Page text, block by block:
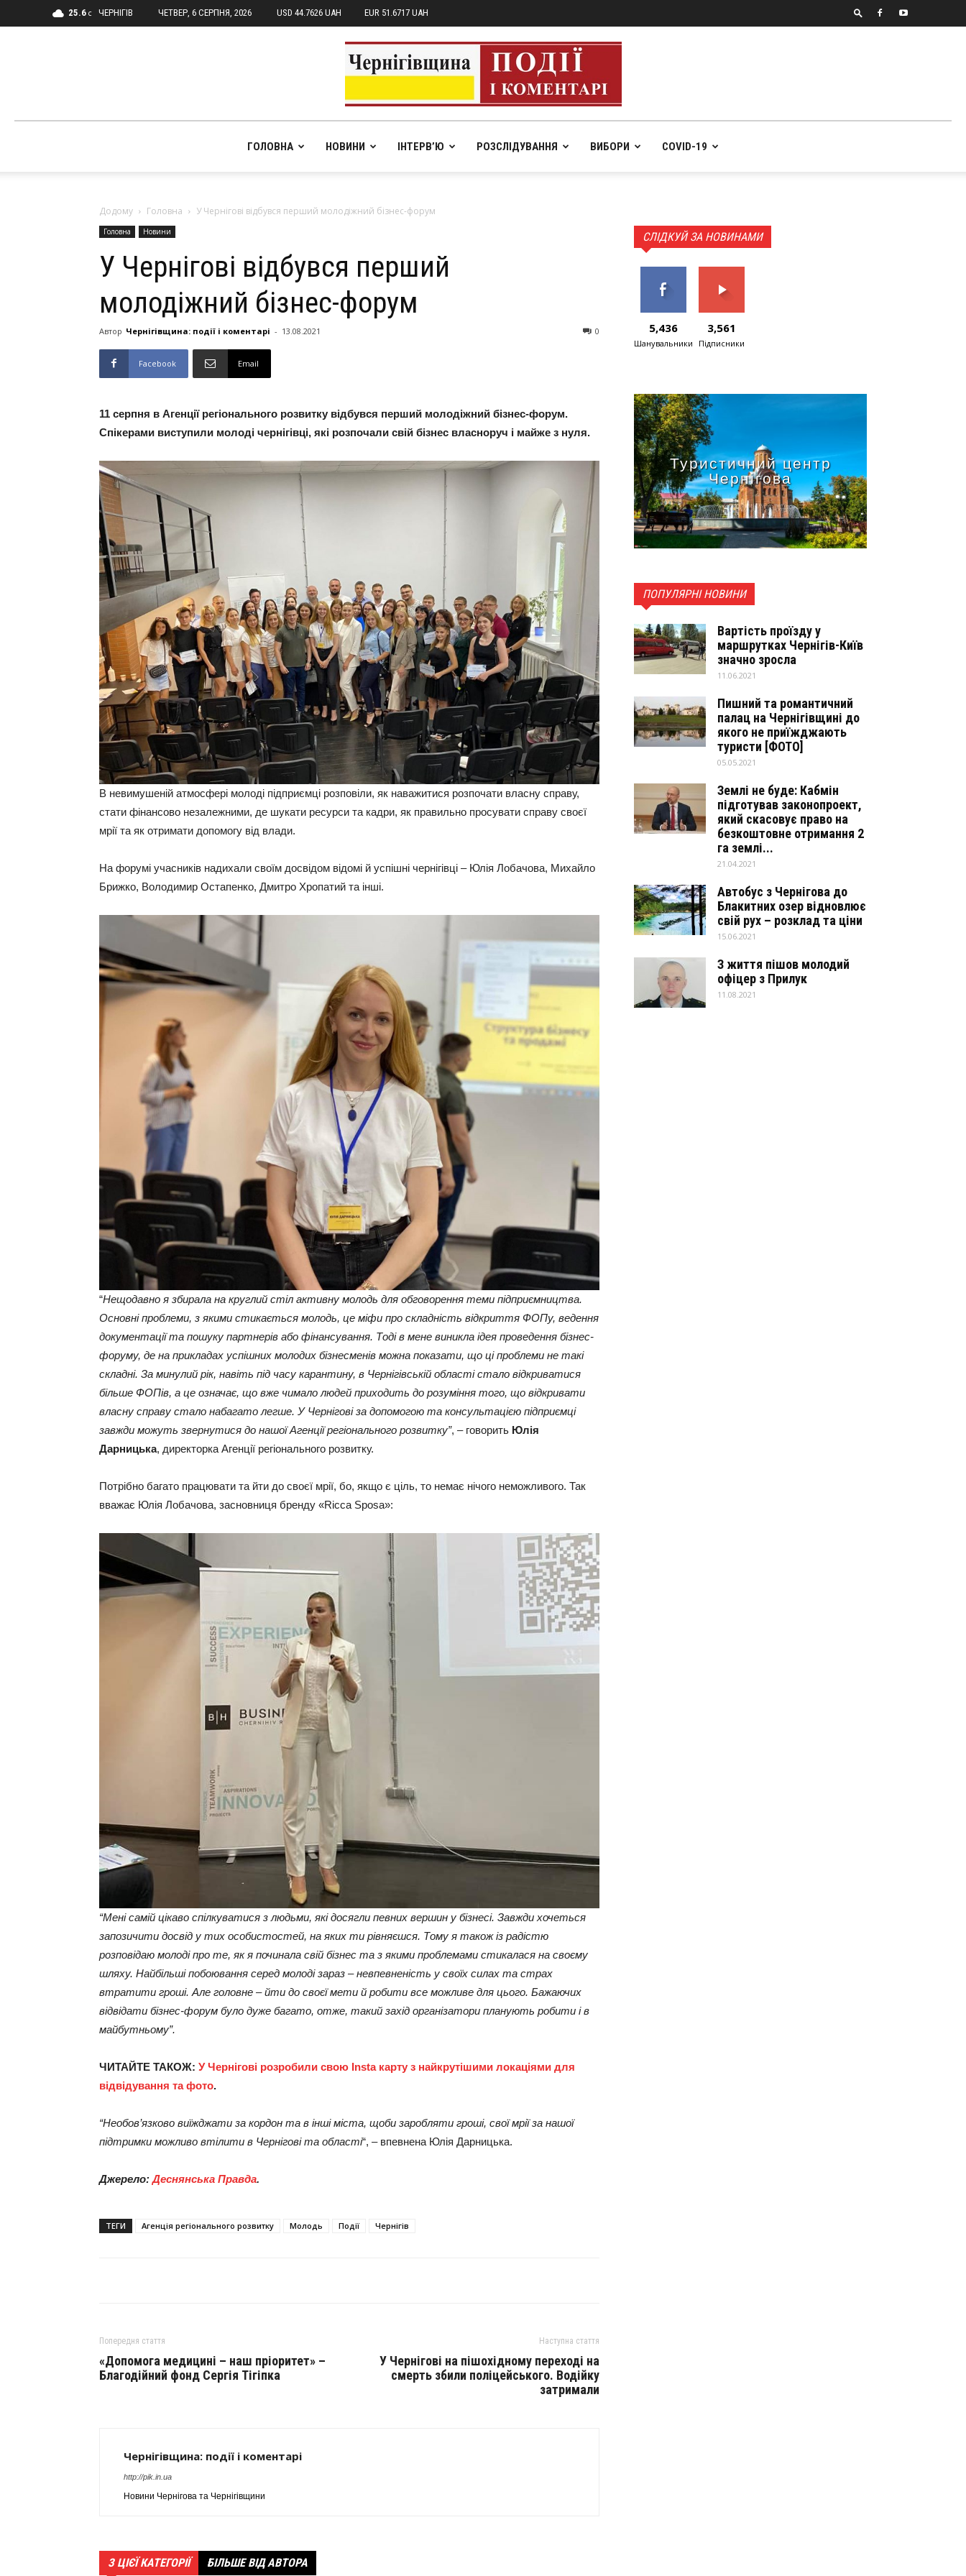
25.6 C ЧЕРНІГІВ ЧЕТВЕР, 6 СЕРПНЯ, 2026 USD 44.7626 UAH EUR 51.6717 UAH
pik.in.ua
ГОЛОВНА НОВИНИ ІНТЕРВ’Ю РОЗСЛІДУВАННЯ ВИБОРИ COVID-19
Додому Головна У Чернігові відбувся перший молодіжний бізнес-форум
Головна Новини
У Чернігові відбувся перший
молодіжний бізнес-форум
Автор Чернігівщина: події і коментарі - 13.08.2021 0
Facebook Email
11 серпня в Агенції регіонального розвитку відбувся перший молодіжний бізнес-форум.
Спікерами виступили молоді чернігівці, які розпочали свій бізнес власноруч і майже з нуля.
В невимушеній атмосфері молоді підприємці розповіли, як наважитися розпочати власну справу,
стати фінансово незалежними, де шукати ресурси та кадри, як правильно просувати справу своєї
мрії та як отримати допомогу від влади.
На форумі учасників надихали своїм досвідом відомі й успішні чернігівці – Юлія Лобачова, Михайло
Брижко, Володимир Остапенко, Дмитро Хропатий та інші.
“Нещодавно я збирала на круглий стіл активну молодь для обговорення теми підприємництва.
Основні проблеми, з якими стикається молодь, це міфи про складність відкриття ФОПу, ведення
документації та пошуку партнерів або фінансування. Тоді в мене виникла ідея проведення бізнес-
форуму, де на прикладах успішних молодих бізнесменів можна показати, що ці проблеми не такі
складні. За минулий рік, навіть під часу карантину, в Чернігівській області стало відкриватися
більше ФОПів, а це означає, що вже чимало людей приходить до розуміння того, що відкривати
власну справу стало набагато легше. У Чернігові за допомогою та консультацією підприємці
завжди можуть звернутися до нашої Агенції регіонального розвитку”, – говорить Юлія
Дарницька, директорка Агенції регіонального розвитку.
Потрібно багато працювати та йти до своєї мрії, бо, якщо є ціль, то немає нічого неможливого. Так
вважає Юлія Лобачова, засновниця бренду «Ricca Sposa»:
“Мені самій цікаво спілкуватися з людьми, які досягли певних вершин у бізнесі. Завжди хочеться
запозичити досвід у тих особистостей, на яких ти рівняєшся. Тому я також із радістю
розповідаю молоді про те, як я починала свій бізнес та з якими проблемами стикалася на своєму
шляху. Найбільші побоювання серед молоді зараз – невпевненість у своїх силах та страх
втратити гроші. Але головне – йти до своєї мети й робити все можливе для цього. Бажаючих
відвідати бізнес-форум було дуже багато, отже, такий захід організатори планують робити і в
майбутньому”.
ЧИТАЙТЕ ТАКОЖ: У Чернігові розробили свою Insta карту з найкрутішими локаціями для
відвідування та фото.
“Необов’язково виїжджати за кордон та в інші міста, щоби заробляти гроші, свої мрії за нашої
підтримки можливо втілити в Чернігові та області“, – впевнена Юлія Дарницька.
Джерело:Деснянська Правда.
ТЕГИ Агенція регіонального розвитку Молодь Події Чернігів
Попередня стаття
«Допомога медицині – наш пріоритет» –
Благодійний фонд Сергія Тігіпка
Наступна стаття
У Чернігові на пішохідному переході на
смерть збили поліцейського. Водійку
затримали
Чернігівщина: події і коментарі
http://pik.in.ua
Новини Чернігова та Чернігівщини
З ЦІЄЇ КАТЕГОРІЇ БІЛЬШЕ ВІД АВТОРА
СЛІДКУЙ ЗА НОВИНАМИ
5,436
Шанувальники
3,561
Підписники
Туристичний центр
Чернігова
ПОПУЛЯРНІ НОВИНИ
Вартість проїзду у
маршрутках Чернігів-Київ
значно зросла
11.06.2021
Пишний та романтичний
палац на Чернігівщині до
якого не приїжджають
туристи [ФОТО]
05.05.2021
Землі не буде: Кабмін
підготував законопроект,
який скасовує право на
безкоштовне отримання 2
га землі...
21.04.2021
Автобус з Чернігова до
Блакитних озер відновлює
свій рух – розклад та ціни
15.06.2021
З життя пішов молодий
офіцер з Прилук
11.08.2021